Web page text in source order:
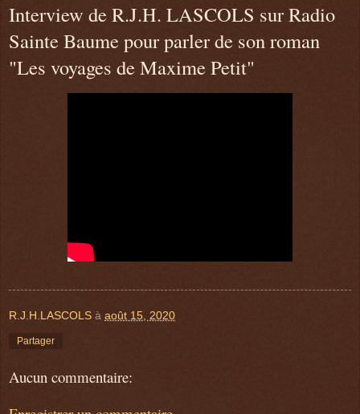
Interview de R.J.H. LASCOLS sur Radio
Sainte Baume pour parler de son roman
"Les voyages de Maxime Petit"
R.J.H.LASCOLS à août 15, 2020
Partager
Aucun commentaire: